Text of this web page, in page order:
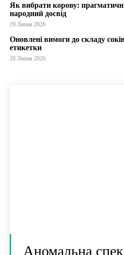
Як вибрати корову:
народний досвід
29 Липня 2026
Оновлені вимоги до складу
етикетки
28 Липня 2026
Аномальна